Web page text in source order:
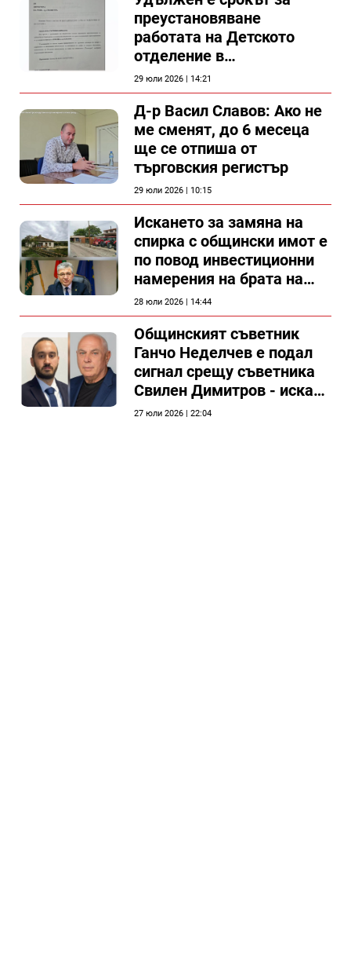
преустановяване
работата на Детското
отделение в
силистренската болница
29 юли 2026 | 14:21
Д-р Васил Славов: Ако не
ме сменят, до 6 месеца
ще се отпиша от
търговския регистър
29 юли 2026 | 10:15
Искането за замяна на
спирка с общински имот е
по повод инвестиционни
намерения на брата на
председателя на
Общински съвет Силистра
28 юли 2026 | 14:44
Общинският съветник
Ганчо Неделчев е подал
сигнал срещу съветника
Свилен Димитров - иска
етичната комисия на
27 юли 2026 | 22:04